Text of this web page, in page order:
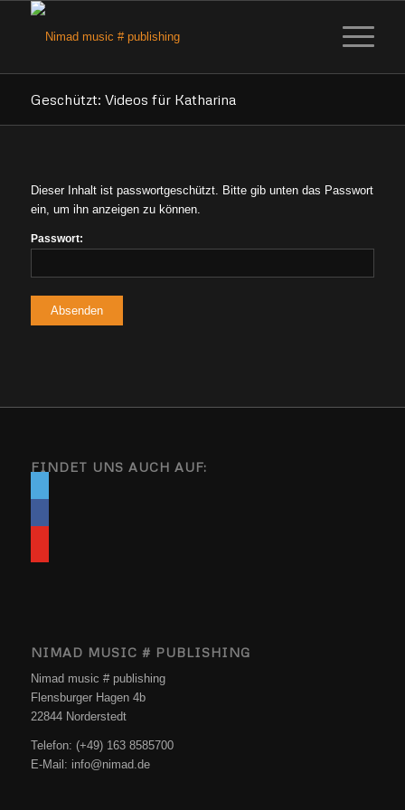
Geschützt: Videos für Katharina
Dieser Inhalt ist passwortgeschützt. Bitte gib unten das Passwort
ein, um ihn anzeigen zu können.
Passwort:
FINDET UNS AUCH AUF:
NIMAD MUSIC # PUBLISHING
Nimad music # publishing
Flensburger Hagen 4b
22844 Norderstedt
Telefon: (+49) 163 8585700
E-Mail: info@nimad.de